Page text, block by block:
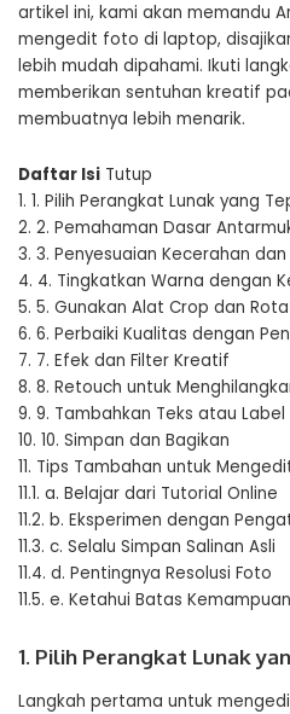
artikel ini, kami akan memandu
mengedit foto di laptop,
lebih mudah dipahami. Ikuti
memberikan sentuhan kreatif
membuatnya lebih menarik.
Daftar Isi Tutup
1. 1. Pilih Perangkat Lunak yang
2. 2. Pemahaman Dasar
3. 3. Penyesuaian Kecerahan
4. 4. Tingkatkan Warna dengan
5. 5. Gunakan Alat Crop dan
6. 6. Perbaiki Kualitas dengan
7. 7. Efek dan Filter Kreatif
8. 8. Retouch untuk
9. 9. Tambahkan Teks atau
10. 10. Simpan dan Bagikan
11. Tips Tambahan untuk
11.1. a. Belajar dari Tutorial Online
11.2. b. Eksperimen dengan
11.3. c. Selalu Simpan Salinan Asli
11.4. d. Pentingnya Resolusi Foto
11.5. e. Ketahui Batas
1. Pilih Perangkat Lunak
Langkah pertama untuk